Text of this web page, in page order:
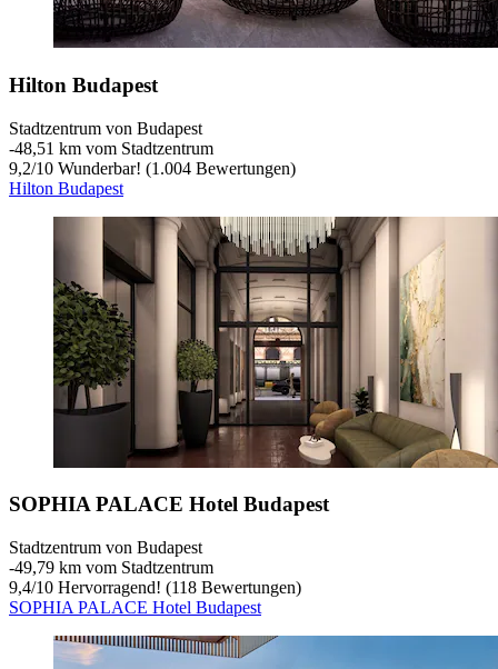
Hilton Budapest
Stadtzentrum von Budapest
‐48,51 km vom Stadtzentrum
9,2/10 Wunderbar! (1.004 Bewertungen)
Hilton Budapest
SOPHIA PALACE Hotel Budapest
Stadtzentrum von Budapest
‐49,79 km vom Stadtzentrum
9,4/10 Hervorragend! (118 Bewertungen)
SOPHIA PALACE Hotel Budapest